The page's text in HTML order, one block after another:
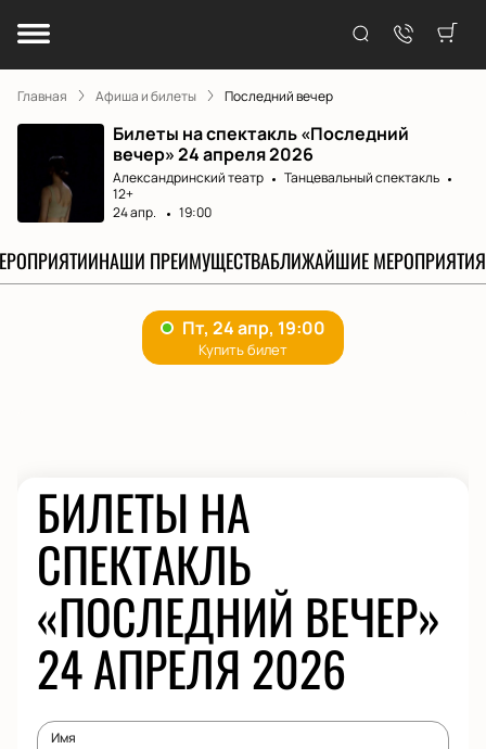
Главная Афиша и билеты Последний вечер
Билеты на спектакль «Последний
вечер» 24 апреля 2026
Александринский театр
Танцевальный спектакль
12+
24 апр.
19:00
НАШИ ПРЕИМУЩЕСТВАБЛИЖАЙШИЕ МЕРОПРИЯТИЯ
БИЛЕТЫ НА
СПЕКТАКЛЬ
«ПОСЛЕДНИЙ ВЕЧЕР»
24 АПРЕЛЯ 2026
Имя